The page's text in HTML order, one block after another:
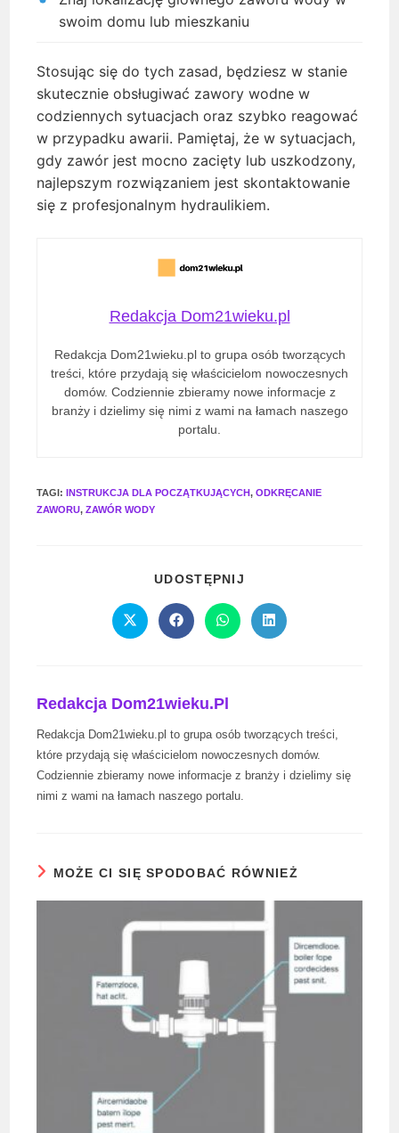
swoim domu lub mieszkaniu
Stosując się do tych zasad, będziesz w stanie
skutecznie obsługiwać zawory wodne w
codziennych sytuacjach oraz szybko reagować
w przypadku awarii. Pamiętaj, że w sytuacjach,
gdy zawór jest mocno zacięty lub uszkodzony,
najlepszym rozwiązaniem jest skontaktowanie
się z profesjonalnym hydraulikiem.
Redakcja Dom21wieku.pl
Redakcja Dom21wieku.pl to grupa osób tworzących
treści, które przydają się właścicielom nowoczesnych
domów. Codziennie zbieramy nowe informacje z
branży i dzielimy się nimi z wami na łamach naszego
portalu.
TAGI:INSTRUKCJA DLA POCZĄTKUJĄCYCH, ODKRĘCANIE
ZAWORU, ZAWÓR WODY
UDOSTĘPNIJ
CONTENT
Opens
in
Opens
in
Opens
in
Opens
in
Redakcja Dom21wieku.pl
Redakcja Dom21wieku.pl to grupa osób tworzących treści,
które przydają się właścicielom nowoczesnych domów.
Codziennie zbieramy nowe informacje z branży i dzielimy się
nimi z wami na łamach naszego portalu.
MOŻE CI SIĘ SPODOBAĆ RÓWNIEŻ